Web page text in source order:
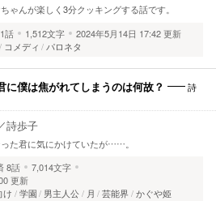
ゃんが楽しく3分クッキングする話です。
1話 1,512文字
2024年5月14日 17:42 更新
コメディ パロネタ
に僕は焦がれてしまうのは何故？
詩
詩歩子
た君に気にかけていたが……。
8話
7,014文字
更新
け 学園 男主人公 月 芸能界 かぐや姫